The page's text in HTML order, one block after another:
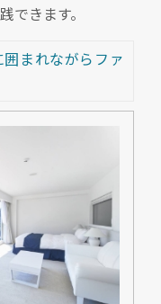
できます。
まれながらファ